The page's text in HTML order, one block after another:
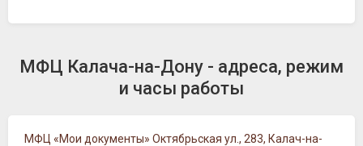
МФЦ Калача-на-Дону - адреса, режим
и часы работы
МФЦ «Мои документы» Октябрьская ул., 283, Калач-на-